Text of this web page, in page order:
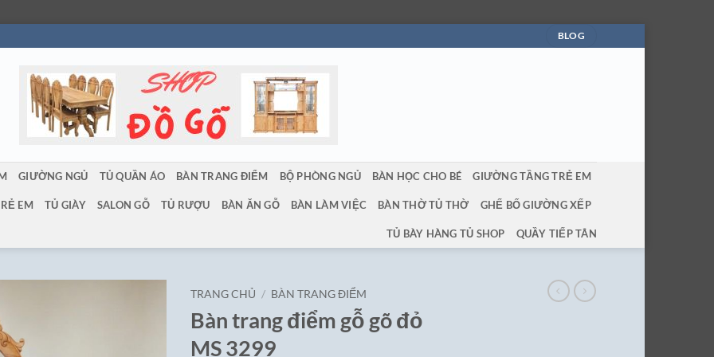
BLOG
GIƯỜNG NGỦ TỦ QUẦN ÁO BÀN TRANG ĐIỂM BỘ PHÒNG NGỦ BÀN HỌC CHO BÉ GIƯỜNG TẦNG TRẺ EM
EM TỦ GIÀY SALON GỖ TỦ RƯỢU BÀN ĂN GỖ BÀN LÀM VIỆC BÀN THỜ TỦ THỜ GHẾ BỐ GIƯỜNG XẾP
TỦ BÀY HÀNG TỦ SHOP QUẦY TIẾP TÂN
TRANG CHỦ / BÀN TRANG ĐIỂM
Bàn trang điểm gỗ gõ đỏ
MS 3299